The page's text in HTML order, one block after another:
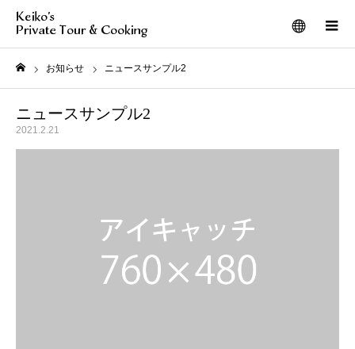
メニュー
お知らせ ニュースサンプル2
ニュースサンプル2
2021.2.21